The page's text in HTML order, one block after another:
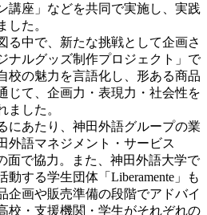
講座」などを共同で実施し、実践
した。
中で、新たな挑戦として企画さ
ナルグッズ制作プロジェクト」で
校の魅力を言語化し、形ある商品
じて、企画力・表現力・社会性を
ました。
あたり、神田外語グループの業
外語マネジメント・サービス
面で協力。また、神田外語大学で
動する学生団体「Liberamente」も
企画や販売準備の段階でアドバイ
校・支援機関・学生がそれぞれの